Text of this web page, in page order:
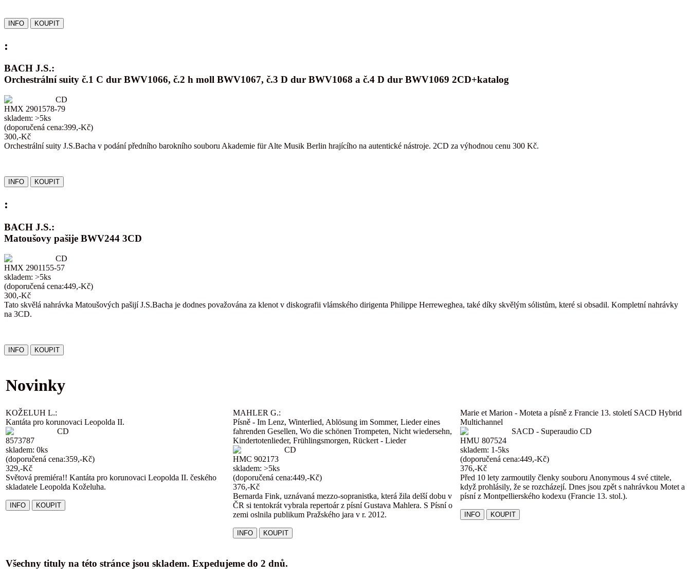
:
BACH J.S.:
Orchestrální suity č.1 C dur BWV1066, č.2 h moll BWV1067, č.3 D dur BWV1068 a č.4 D dur BWV1069 2CD+katalog
CD
HMX 2901578-79
skladem: >5ks
(doporučená cena:399,-Kč)
300,-Kč
Orchestrální suity J.S.Bacha v podání předního barokního souboru Akademie für Alte Musik Berlin hrajícího na autentické nástroje. 2CD za výhodnou cenu 300 Kč.
:
BACH J.S.:
Matoušovy pašije BWV244 3CD
CD
HMX 2901155-57
skladem: >5ks
(doporučená cena:449,-Kč)
300,-Kč
Tato skvělá nahrávka Matoušových pašijí J.S.Bacha je dodnes považována za klenot v diskografii vlámského dirigenta Philippe Herreweghea, také díky skvělým sólistům, které si obsadil. Kompletní nahrávky
na 3CD.
Novinky
KOŽELUH L.:
Kantáta pro korunovaci Leopolda II.
CD
8573787
skladem: 0ks
(doporučená cena:359,-Kč)
329,-Kč
Světová premiéra!! Kantáta pro korunovaci Leopolda II. českého
skladatele Leopolda Koželuha.
MAHLER G.:
Písně - Im Lenz, Winterlied, Ablösung im Sommer, Lieder eines
fahrenden Gesellen, Wo die schönen Trompeten, Nicht wiedersehn,
Kindertotenlieder, Frühlingsmorgen, Rückert - Lieder
CD
HMC 902173
skladem: >5ks
(doporučená cena:449,-Kč)
376,-Kč
Bernarda Fink, uznávaná mezzo-sopranistka, která žila delší dobu v
ČR si tentokrát vybrala repertoár z písní Gustava Mahlera. S Písní o
zemi oslnila publikum Pražského jara v r. 2012.
Marie et Marion - Moteta a písně z Francie 13. století SACD Hybrid
Multichannel
SACD - Superaudio CD
HMU 807524
skladem: 1-5ks
(doporučená cena:449,-Kč)
376,-Kč
Před 10 lety zarmoutily členky souboru Anonymous 4 své ctitele,
když prohlásily, že se rozcházejí. Dnes jsou zpět s nahrávkou Motet a
písní z Montpellierského kodexu (Francie 13. stol.).
Všechny tituly na této stránce jsou skladem. Expedujeme do 2 dnů.